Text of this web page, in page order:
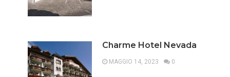
Charme Hotel Nevada
MAGGIO 14, 2023 0